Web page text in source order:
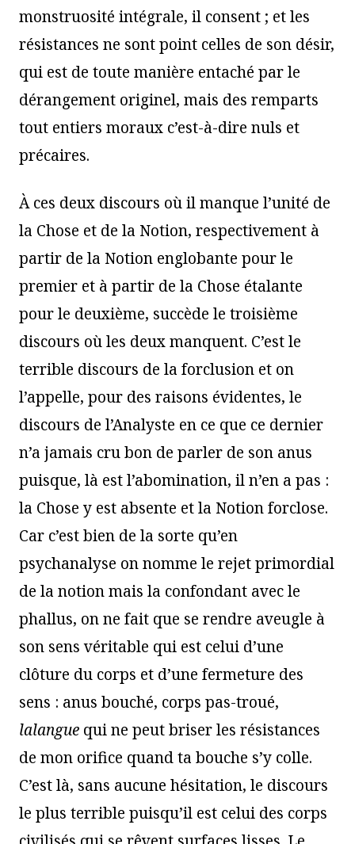
monstruosité intégrale, il consent ; et les
résistances ne sont point celles de son désir,
qui est de toute manière entaché par le
dérangement originel, mais des remparts
tout entiers moraux c’est-à-dire nuls et
précaires.
À ces deux discours où il manque l’unité de
la Chose et de la Notion, respectivement à
partir de la Notion englobante pour le
premier et à partir de la Chose étalante
pour le deuxième, succède le troisième
discours où les deux manquent. C’est le
terrible discours de la forclusion et on
l’appelle, pour des raisons évidentes, le
discours de l’Analyste en ce que ce dernier
n’a jamais cru bon de parler de son anus
puisque, là est l’abomination, il n’en a pas :
la Chose y est absente et la Notion forclose.
Car c’est bien de la sorte qu’en
psychanalyse on nomme le rejet primordial
de la notion mais la confondant avec le
phallus, on ne fait que se rendre aveugle à
son sens véritable qui est celui d’une
clôture du corps et d’une fermeture des
sens : anus bouché, corps pas-troué,
lalangue qui ne peut briser les résistances
de mon orifice quand ta bouche s’y colle.
C’est là, sans aucune hésitation, le discours
le plus terrible puisqu’il est celui des corps